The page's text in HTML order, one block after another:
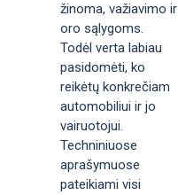
žinoma, važiavimo ir
oro sąlygoms.
Todėl verta labiau
pasidomėti, ko
reikėtų konkrečiam
automobiliui ir jo
vairuotojui.
Techniniuose
aprašymuose
pateikiami visi